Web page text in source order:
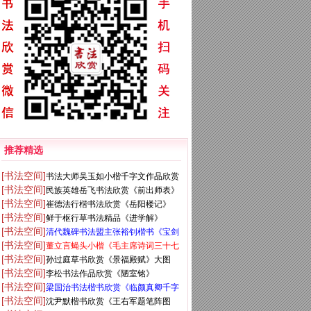
推荐精选
[书法空间]书法大师吴玉如小楷千字文作品欣赏
[书法空间] 民族英雄岳飞书法欣赏《前出师表》
[书法空间]崔德法行楷书法欣赏《岳阳楼记》
[书法空间]鲜于枢行草书法精品《进学解》
[书法空间]清代魏碑书法盟主张裕钊楷书《宝剑
赞》
[书法空间]董立言蝇头小楷《毛主席诗词三十七
首》
[书法空间]孙过庭草书欣赏《景福殿赋》大图
[书法空间]李松书法作品欣赏《陋室铭》
[书法空间]梁国治书法楷书欣赏《临颜真卿千字
文》
[书法空间]沈尹默楷书欣赏《王右军题笔阵图